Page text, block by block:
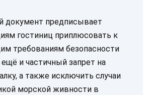
документ предписывает
гостиниц приплюсовать к
требованиям безопасности
и частичный запрет на
а также исключить случаи
морской живности в